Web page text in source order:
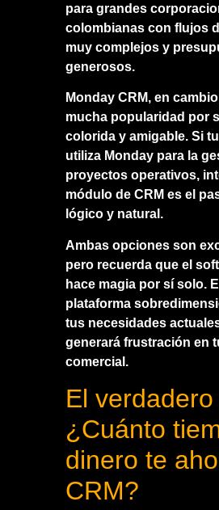
para grandes
colombianas con flujos
muy complejos y
generosos.
Monday CRM, en
mucha popularidad por
colorida y amigable. Si
utiliza Monday para la
proyectos operativos,
módulo de CRM es el
lógico y natural.
Ambas opciones son
pero recuerda que el
hace magia por sí solo.
plataforma
tus necesidades
generará frustración en
comercial.
El verdadero
¿Cuánto
dinero te
CRM?